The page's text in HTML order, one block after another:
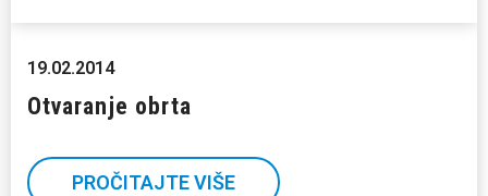
19.02.2014
Otvaranje obrta
PROČITAJTE VIŠE